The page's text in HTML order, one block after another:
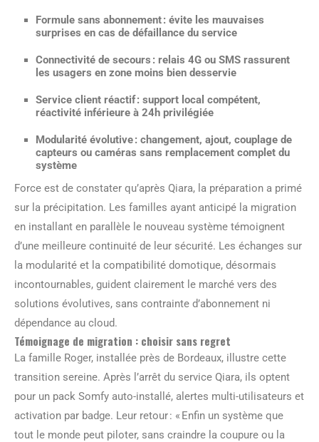
Formule sans abonnement : évite les mauvaises
surprises en cas de défaillance du service
Connectivité de secours : relais 4G ou SMS rassurent
les usagers en zone moins bien desservie
Service client réactif : support local compétent,
réactivité inférieure à 24h privilégiée
Modularité évolutive : changement, ajout, couplage de
capteurs ou caméras sans remplacement complet du
système
Force est de constater qu’après Qiara, la préparation a primé
sur la précipitation. Les familles ayant anticipé la migration
en installant en parallèle le nouveau système témoignent
d’une meilleure continuité de leur sécurité. Les échanges sur
la modularité et la compatibilité domotique, désormais
incontournables, guident clairement le marché vers des
solutions évolutives, sans contrainte d’abonnement ni
dépendance au cloud.
Témoignage de migration : choisir sans regret
La famille Roger, installée près de Bordeaux, illustre cette
transition sereine. Après l’arrêt du service Qiara, ils optent
pour un pack Somfy auto-installé, alertes multi-utilisateurs et
activation par badge. Leur retour : « Enfin un système que
tout le monde peut piloter, sans craindre la coupure ou la